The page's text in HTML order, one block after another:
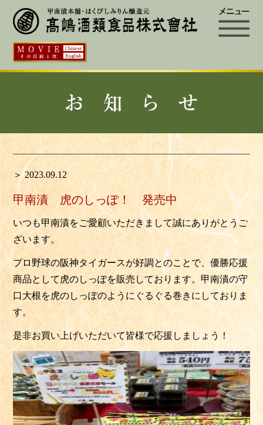
＞ 2023.09.12
甲南漬 虎のしっぽ！ 発売中
いつも甲南漬をご愛顧いただきまして誠にありがとうご
ざいます。
プロ野球の阪神タイガースが好調とのことで、優勝応援
商品として虎のしっぽを販売しております。甲南漬の守
口大根を虎のしっぽのようにぐるぐる巻きにしておりま
す。
是非お買い上げいただいて皆様で応援しましょう！